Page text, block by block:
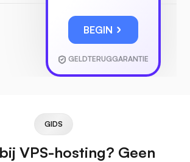
BEGIN
GELDTERUGGARANTIE
GIDS
VPS-hosting? Geen